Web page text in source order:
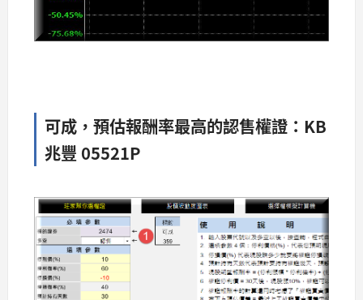
可成，預估報酬率最高的認售權證：KB
兆豐 05521P